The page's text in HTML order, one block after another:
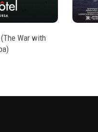
War with